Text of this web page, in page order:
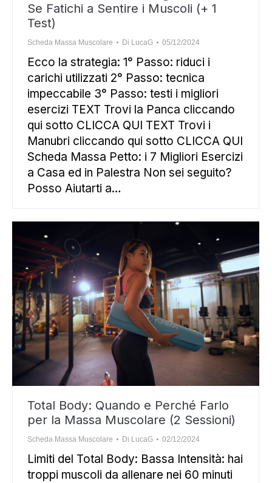
Se Fatichi a Sentire i Muscoli (+ 1
Test)
Scheda Massa Muscolare Di LucaG 05/12/2024
Ecco la strategia: 1° Passo: riduci i
carichi utilizzati 2° Passo: tecnica
impeccabile 3° Passo: testi i migliori
esercizi TEXT Trovi la Panca cliccando
qui sotto CLICCA QUI TEXT Trovi i
Manubri cliccando qui sotto CLICCA QUI
Scheda Massa Petto: i 7 Migliori Esercizi
a Casa ed in Palestra Non sei seguito?
Posso Aiutarti a…
Total Body: Quando e Perché Farlo
per la Massa Muscolare (2 Sessioni)
Scheda Massa Muscolare Di LucaG 02/12/2024
Limiti del Total Body: Bassa Intensità: hai
troppi muscoli da allenare nei 60 minuti